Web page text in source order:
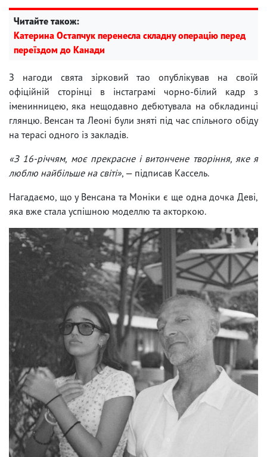
Читайте також:
Катерина Остапчук перенесла складну операцію перед
переїздом до Канади
З нагоди свята зірковий тао опублікував на своїй
офіційній сторінці в інстаграмі чорно-білий кадр з
іменинницею, яка нещодавно дебютувала на обкладинці
глянцю. Венсан та Леоні були зняті під час спільного обіду
на терасі одного із закладів.
«З 16-річчям, моє прекрасне і витончене творіння, яке я
люблю найбільше на світі», — підписав Кассель.
Нагадаємо, що у Венсана та Моніки є ще одна дочка Деві,
яка вже стала успішною моделлю та акторкою.